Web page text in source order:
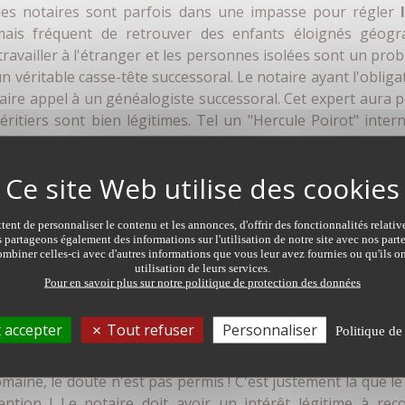
notaires sont parfois dans une impasse pour régler
fréquent de retrouver des enfants éloignés
à l'étranger et les personnes isolées sont un
véritable casse-tête successoral. Le notaire ayant
appel à un généalogiste successoral. Cet expert
sont bien légitimes. Tel un "Hercule Poirot"
remonter le temps, questionner, se renseigner,
! Grâce à la réactivité du généalogiste, le notaire pourra
successorale
de sécuriser la dévolution successorale, en
premier acte que le notaire est chargé d'établir. Cet
la succession de la personne décédée. Cette mission
d'établir la qualité d'héritier. Des vérifications doivent
le doute n'est pas permis ! C'est justement là que
de personnaliser le contenu et les annonces, d'offrir des fonctionnalités
également des informations sur l'utilisation de notre site avec nos
celles-ci avec d'autres informations que vous leur avez fournies ou qu'ils
utilisation de leurs services.
Pour en savoir plus sur notre politique de protection des données
Tout refuser Personnaliser Politique